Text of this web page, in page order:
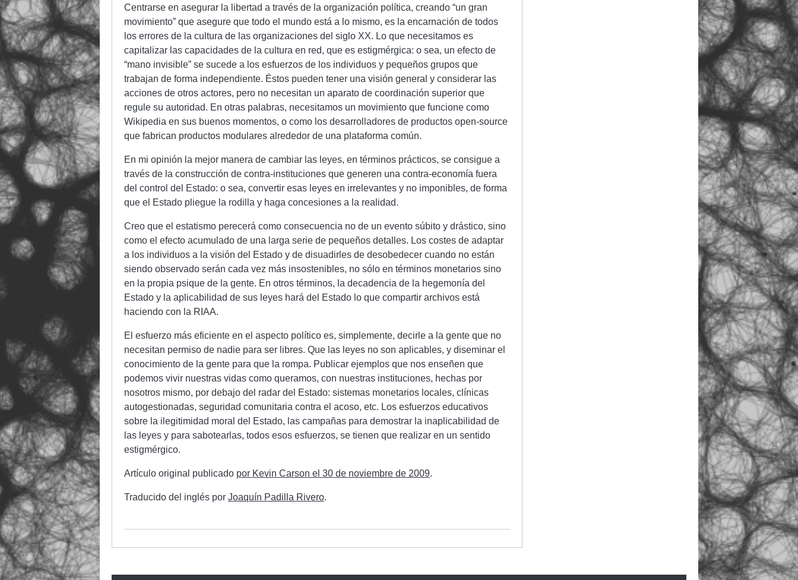
Centrarse en asegurar la libertad a través de la organización política, creando “un gran
movimiento” que asegure que todo el mundo está a lo mismo, es la encarnación de todos
los errores de la cultura de las organizaciones del siglo XX. Lo que necesitamos es
capitalizar las capacidades de la cultura en red, que es estigmérgica: o sea, un efecto de
“mano invisible” se sucede a los esfuerzos de los individuos y pequeños grupos que
trabajan de forma independiente. Éstos pueden tener una visión general y considerar las
acciones de otros actores, pero no necesitan un aparato de coordinación superior que
regule su autoridad. En otras palabras, necesitamos un movimiento que funcione como
Wikipedia en sus buenos momentos, o como los desarrolladores de productos open-source
que fabrican productos modulares alrededor de una plataforma común.
En mi opinión la mejor manera de cambiar las leyes, en términos prácticos, se consigue a
través de la construcción de contra-instituciones que generen una contra-economía fuera
del control del Estado: o sea, convertir esas leyes en irrelevantes y no imponibles, de forma
que el Estado pliegue la rodilla y haga concesiones a la realidad.
Creo que el estatismo perecerá como consecuencia no de un evento súbito y drástico, sino
como el efecto acumulado de una larga serie de pequeños detalles. Los costes de adaptar
a los individuos a la visión del Estado y de disuadirles de desobedecer cuando no están
siendo observado serán cada vez más insostenibles, no sólo en términos monetarios sino
en la propia psique de la gente. En otros términos, la decadencia de la hegemonía del
Estado y la aplicabilidad de sus leyes hará del Estado lo que compartir archivos está
haciendo con la RIAA.
El esfuerzo más eficiente en el aspecto político es, simplemente, decirle a la gente que no
necesitan permiso de nadie para ser libres. Que las leyes no son aplicables, y diseminar el
conocimiento de la gente para que la rompa. Publicar ejemplos que nos enseñen que
podemos vivir nuestras vidas como queramos, con nuestras instituciones, hechas por
nosotros mismo, por debajo del radar del Estado: sistemas monetarios locales, clínicas
autogestionadas, seguridad comunitaria contra el acoso, etc. Los esfuerzos educativos
sobre la ilegitimidad moral del Estado, las campañas para demostrar la inaplicabilidad de
las leyes y para sabotearlas, todos esos esfuerzos, se tienen que realizar en un sentido
estigmérgico.
Artículo original publicado por Kevin Carson el 30 de noviembre de 2009.
Traducido del inglés por Joaquín Padilla Rivero.